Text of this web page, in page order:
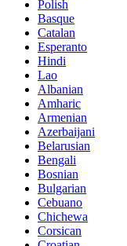
Polish
Basque
Catalan
Esperanto
Hindi
Lao
Albanian
Amharic
Armenian
Azerbaijani
Belarusian
Bengali
Bosnian
Bulgarian
Cebuano
Chichewa
Corsican